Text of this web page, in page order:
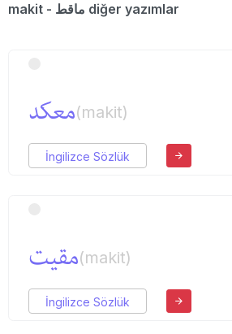
makit - ماقط diğer yazımlar
معكد(makit)
İngilizce Sözlük
مقیت(makit)
İngilizce Sözlük